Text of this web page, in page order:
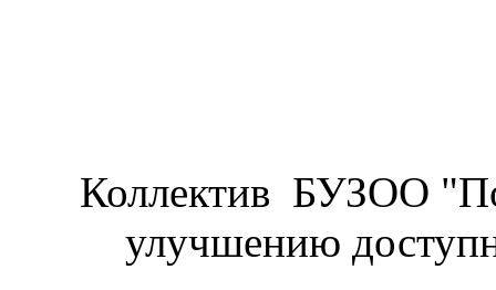
Коллектив БУЗОО
улучшению